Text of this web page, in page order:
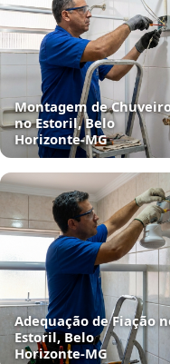
Montagem de
no Estoril, Belo
Horizonte‑MG
Adequação de Fiação
Estoril, Belo
Horizonte‑MG